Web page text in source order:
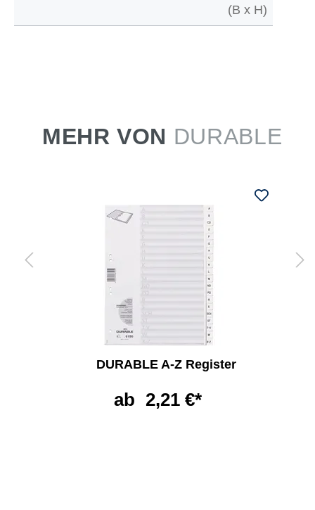
(B x H)
MEHR VON DURABLE
DURABLE A-Z Register
ab 2,21 €*